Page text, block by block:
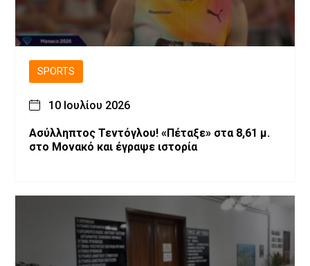
SPORTS
10 Ιουλίου 2026
Ασύλληπτος Τεντόγλου! «Πέταξε» στα 8,61 μ.
στο Μονακό και έγραψε ιστορία